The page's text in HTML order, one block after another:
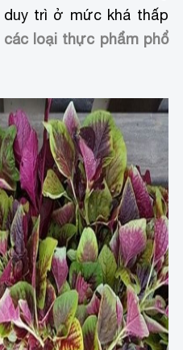
duy trì ở mức khá thấp
loại thực phẩm phổ